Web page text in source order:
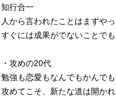
知行合一
人から言われたことはまずやっ
すぐには成果がでないことでも
・攻めの20代
勉強も恋愛もなんでもかんでも
攻めてこそ、新たな道は開かれ